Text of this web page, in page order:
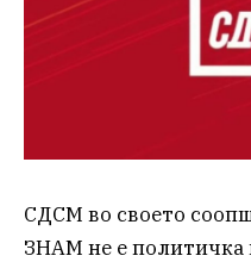
СДСМ во своето
ЗНАМ не е политичка